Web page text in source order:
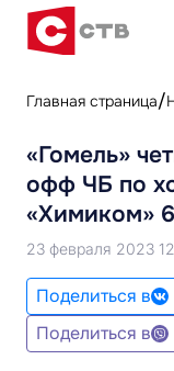
Главная страница
«Гомель»
офф ЧБ по
«Химиком»
23 февраля 2023
Поделиться в
Поделиться в